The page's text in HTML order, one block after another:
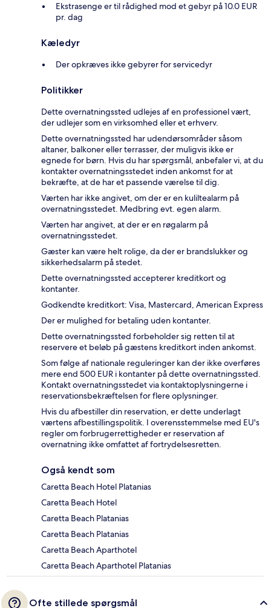
Ekstrasenge er til rådighed mod et gebyr på 10.0 EUR
pr. dag
Kæledyr
Der opkræves ikke gebyrer for servicedyr
Politikker
Dette overnatningssted udlejes af en professionel vært,
der udlejer som en virksomhed eller et erhverv.
Dette overnatningssted har udendørsområder såsom
altaner, balkoner eller terrasser, der muligvis ikke er
egnede for børn. Hvis du har spørgsmål, anbefaler vi, at du
kontakter overnatningsstedet inden ankomst for at
bekræfte, at de har et passende værelse til dig.
Værten har ikke angivet, om der er en kuliltealarm på
overnatningsstedet. Medbring evt. egen alarm.
Værten har angivet, at der er en røgalarm på
overnatningsstedet.
Gæster kan være helt rolige, da der er brandslukker og
sikkerhedsalarm på stedet.
Dette overnatningssted accepterer kreditkort og
kontanter.
Godkendte kreditkort: Visa, Mastercard, American Express
Der er mulighed for betaling uden kontanter.
Dette overnatningssted forbeholder sig retten til at
reservere et beløb på gæstens kreditkort inden ankomst.
Som følge af nationale reguleringer kan der ikke overføres
mere end 500 EUR i kontanter på dette overnatningssted.
Kontakt overnatningsstedet via kontaktoplysningerne i
reservationsbekræftelsen for flere oplysninger.
Hvis du afbestiller din reservation, er dette underlagt
værtens afbestillingspolitik. I overensstemmelse med EU's
regler om forbrugerrettigheder er reservation af
overnatning ikke omfattet af fortrydelsesretten.
Også kendt som
Caretta Beach Hotel Platanias
Caretta Beach Hotel
Caretta Beach Platanias
Caretta Beach Platanias
Caretta Beach Aparthotel
Caretta Beach Aparthotel Platanias
Ofte stillede spørgsmål